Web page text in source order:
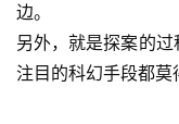
边。
另外，就是探案的
注目的科幻手段都莫